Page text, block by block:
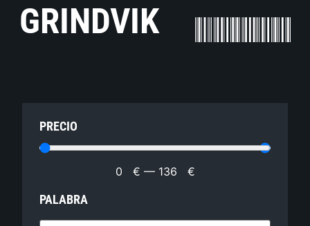
GRINDVIK
PRECIO
0 € — 136 €
PALABRA